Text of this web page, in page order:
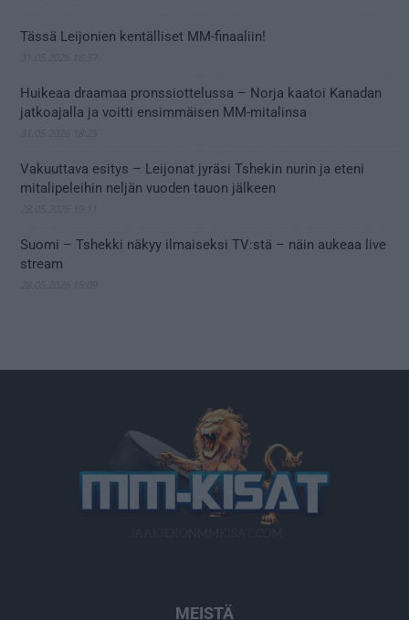
Tässä Leijonien kentälliset MM-finaaliin!
Huikeaa draamaa pronssiottelussa – Norja kaatoi Kanadan
jatkoajalla ja voitti ensimmäisen MM-mitalinsa
Vakuuttava esitys – Leijonat jyräsi Tshekin nurin ja eteni
mitalipeleihin neljän vuoden tauon jälkeen
Suomi – Tshekki näkyy ilmaiseksi TV:stä – näin aukeaa live
stream
MEISTÄ